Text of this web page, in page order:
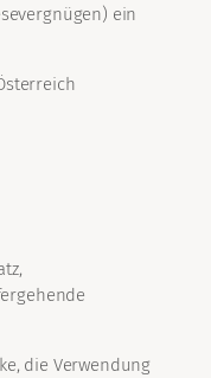
ein
die Verwendung